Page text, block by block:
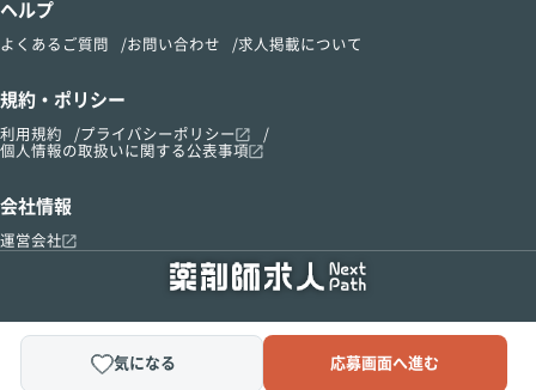
気になる 応募画面へ進む
ヘルプ
よくあるご質問 お問い合わせ 求人掲載について
規約・ポリシー
利用規約
プライバシーポリシー
個人情報の取扱いに関する公表事項
会社情報
運営会社